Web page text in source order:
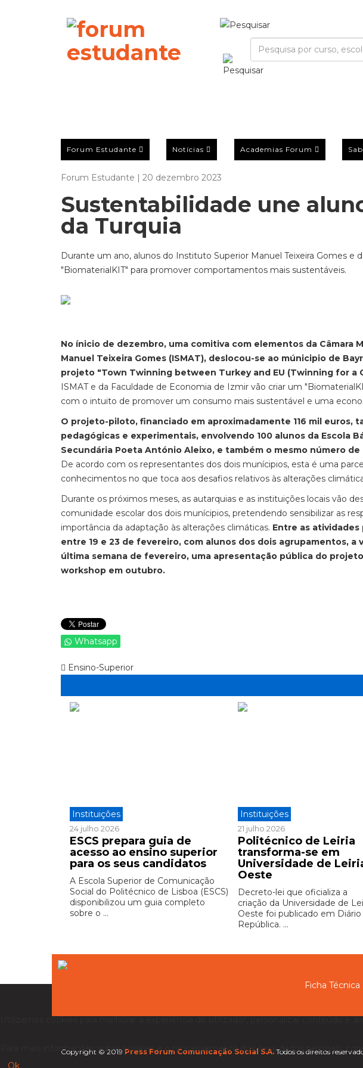
Forum Estudante Notícias Academias Forum
Forum Estudante | 20 dezembro 2023
Sustentabilidade une
da Turquia
Durante um ano, alunos do Instituto Superior Manuel Teixeira Gomes e
"BiomaterialKIT" para promover comportamentos mais sustentáveis.
No ínicio de dezembro, uma comitiva com elementos da
Manuel Teixeira Gomes (ISMAT), deslocou-se ao múnicipio de
projeto "Town Twinning between Turkey and EU (Twinning for a
ISMAT e da Faculdade de Economia de Izmir vão criar um
com o intuito de promover um consumo mais sustentável e uma
O projeto-piloto, financiado em aproximadamente 116 mil euros,
pedagógicas e experimentais, envolvendo 100 alunos da Escola
Secundária Poeta António Aleixo, e também o mesmo número
De acordo com os representantes dos dois munícipios, esta é uma
conhecimentos no que toca aos desafios relativos às alterações
Durante os próximos meses, as autarquias e as instituições locais vão
comunidade escolar dos dois munícipios, pretendendo sensibilizar as
importância da adaptação às alterações climáticas. Entre as
entre 19 e 23 de fevereiro, com alunos dos dois agrupamentos,
última semana de fevereiro, uma apresentação pública do
workshop em outubro.
Whatsapp
Ensino-Superior
Instituições
24 julho 2026
ESCS prepara guia de
acesso ao ensino superior
para os seus candidatos
A Escola Superior de Comunicação
Social do Politécnico de Lisboa (ESCS)
disponibilizou um guia completo
sobre o ...
Instituições
21 julho 2026
Politécnico de Leiria
transforma-se em
Universidade de
Oeste
Decreto-lei que oficializa a
criação da Universidade de
Oeste foi publicado em Diário
República. ...
Ficha Técnica
Copyright © 2019 Press Forum Comunicação Social S.A. Todos os direitos
Utilizamos cookies para melhorar a experiência do utilizador, personalizar conteúdo e
Para mais informações sobre cookies e o processamento dos seus dados pessoais,
Ok